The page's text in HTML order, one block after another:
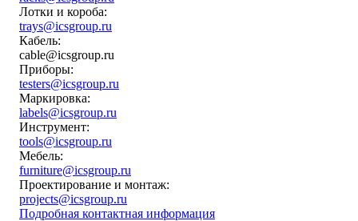
Лотки и короба:
trays@icsgroup.ru
Кабель:
cable@icsgroup.ru
Приборы:
testers@icsgroup.ru
Маркировка:
labels@icsgroup.ru
Инструмент:
tools@icsgroup.ru
Мебель:
furniture@icsgroup.ru
Проектирование и монтаж:
projects@icsgroup.ru
Подробная контактная информация